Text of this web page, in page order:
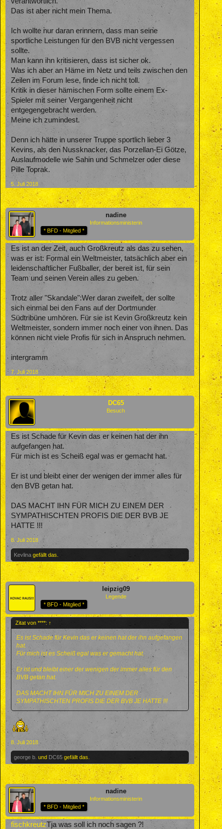
Das ist aber nicht mein Thema.
Ich wollte nur daran erinnern, dass man seine
sportliche Leistungen für den BVB nicht vergessen
sollte.
Man kann ihn kritisieren, dass ist sicher ok.
Was ich aber an Häme im Netz und teils zwischen den
Zeilen im Forum lese, finde ich nicht toll.
Kritik in dieser hämischen Form sollte einem Ex-
Spieler mit seiner Vergangenheit nicht
entgegengebracht werden.
Meine ich zumindest.
Denn ich hätte in unserer Truppe sportlich lieber 3
Kevins, als den Nussknacker, das Porzellan-Ei Götze,
Auslaufmodelle wie Sahin und Schmelzer oder diese
Pille Toprak.
5. Juli 2018
nadine
Informationsministerin
* BFD - Mitglied *
Es ist an der Zeit, auch Großkreutz als das zu sehen,
was er ist: Formal ein Weltmeister, tatsächlich aber ein
leidenschaftlicher Fußballer, der bereit ist, für sein
Team und seinen Verein alles zu geben.
Trotz aller "Skandale":Wer daran zweifelt, der sollte
sich einmal bei den Fans auf der Dortmunder
Südtribüne umhören. Für sie ist Kevin Großkreutz kein
Weltmeister, sondern immer noch einer von ihnen. Das
können nicht viele Profis für sich in Anspruch nehmen.
intergramm
7. Juli 2018
DC65
Besuch
Es ist Schade für Kevin das er keinen hat der ihn
aufgefangen hat.
Für mich ist es Scheiß egal was er gemacht hat.
Er ist und bleibt einer der wenigen der immer alles für
den BVB getan hat.
DAS MACHT IHN FÜR MICH ZU EINEM DER
SYMPATHISCHTEN PROFIS DIE DER BVB JE
HATTE !!!
8. Juli 2018
Kevlina gefällt das.
leipzig09
Legende
* BFD - Mitglied *
Zitat von ****: ↑
Es ist Schade für Kevin das er keinen hat der ihn aufgefangen
hat.
Für mich ist es Scheiß egal was er gemacht hat.
Er ist und bleibt einer der wenigen der immer alles für den
BVB getan hat.
DAS MACHT IHN FÜR MICH ZU EINEM DER
SYMPATHISCHTEN PROFIS DIE DER BVB JE HATTE !!!
8. Juli 2018
george b. und DC65 gefällt das.
nadine
Informationsministerin
* BFD - Mitglied *
fischkreutzTja was soll ich noch sagen ?!